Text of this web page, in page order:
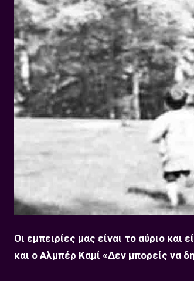
Οι εμπειρίες μας είναι το αύριο
και ο Αλμπέρ Καμί «Δεν μπορείς να